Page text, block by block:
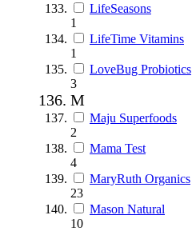
LifeSeasons
1
LifeTime Vitamins
1
LoveBug Probiotics
3
M
Maju Superfoods
2
Mama Test
4
MaryRuth Organics
23
Mason Natural
10